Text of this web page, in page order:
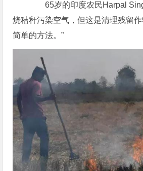
65岁的印度农民Harpal
烧秸秆污染空气，但这是清理残留
简单的方法。”